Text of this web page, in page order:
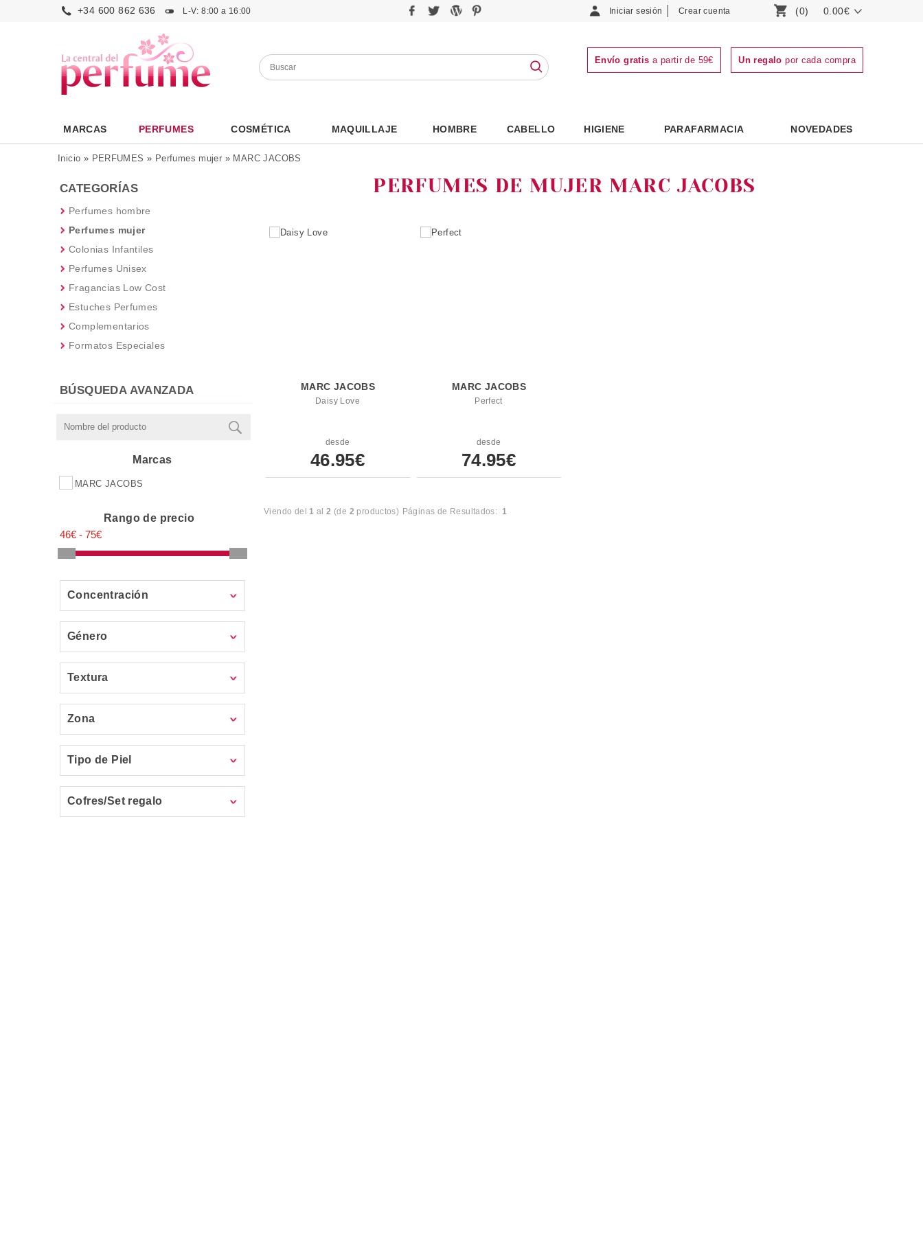
+34 600 862 636 L-V: 8:00 a 16:00 Iniciar sesión Crear cuenta (0) 0.00€
Envío gratis a partir de 59€ Un regalo por cada compra
MARCAS PERFUMES COSMÉTICA MAQUILLAJE HOMBRE CABELLO HIGIENE PARAFARMACIA NOVEDADES
Inicio » PERFUMES » Perfumes mujer » MARC JACOBS
CATEGORÍAS
Perfumes hombre
Perfumes mujer
Colonias Infantiles
Perfumes Unisex
Fragancias Low Cost
Estuches Perfumes
Complementarios
Formatos Especiales
BÚSQUEDA AVANZADA
Marcas
MARC JACOBS
Rango de precio
Concentración
Género
Textura
Zona
Tipo de Piel
Cofres/Set regalo
PERFUMES DE MUJER MARC JACOBS
MARC JACOBS
Daisy Love
desde
46.95€
MARC JACOBS
Perfect
desde
74.95€
Viendo del1 al2 (de 2 productos) Páginas de Resultados:1